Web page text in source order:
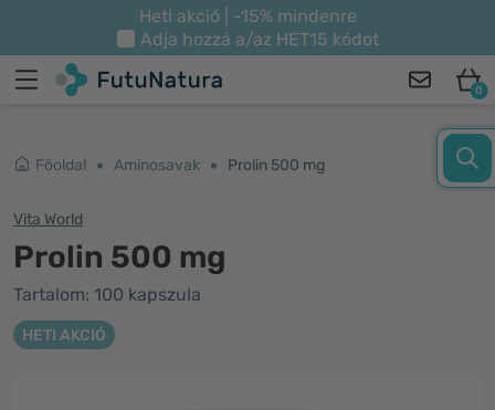
Heti akció | -15% mindenre
Adja hozzá a/az HET15 kódot
0
Főoldal Aminosavak Prolin 500 mg
Vita World
Prolin 500 mg
Tartalom: 100 kapszula
HETI AKCIÓ